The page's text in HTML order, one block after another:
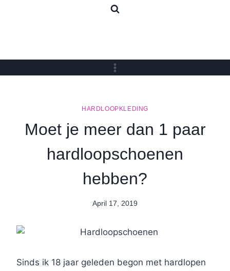
HARDLOOPKLEDING
Moet je meer dan 1 paar
hardloopschoenen
hebben?
By
April 17, 2019
Sinds ik 18 jaar geleden begon met hardlopen